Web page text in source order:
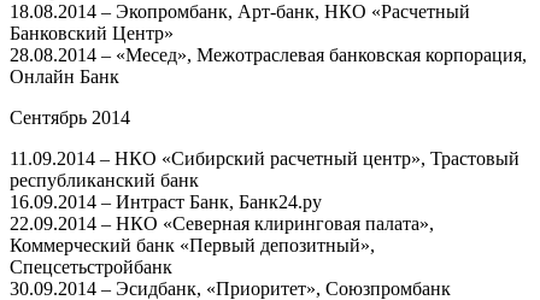
18.08.2014 – Экопромбанк, Арт-банк, НКО «Расчетный
Банковский Центр»
28.08.2014 – «Месед», Межотраслевая банковская корпорация,
Онлайн Банк
Сентябрь 2014
11.09.2014 – НКО «Сибирский расчетный центр», Трастовый
республиканский банк
16.09.2014 – Интраст Банк, Банк24.ру
22.09.2014 – НКО «Северная клиринговая палата»,
Коммерческий банк «Первый депозитный»,
Спецсетьстройбанк
30.09.2014 – Эсидбанк, «Приоритет», Союзпромбанк